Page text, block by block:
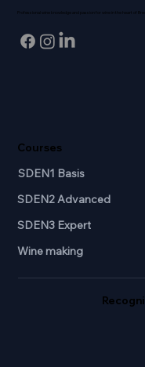
Professional wine knowledge and passion for wine in the heart of
Courses
SDEN1 Basis
SDEN2 Advanced
SDEN3 Expert
Wine making